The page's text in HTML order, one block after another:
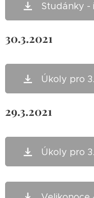
Studánky -
30.3.2021
Úkoly pro
29.3.2021
Úkoly pro